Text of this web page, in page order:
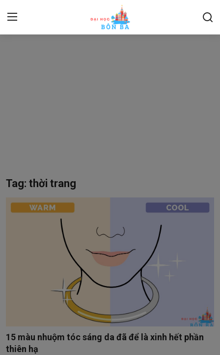
Pháp luật
Ngoại ngữ
Tag: thời trang
15 màu nhuộm tóc sáng da đã để là xinh hết phần
thiên hạ